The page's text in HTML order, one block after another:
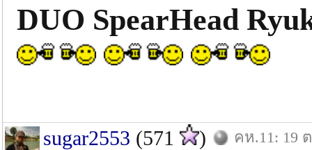
DUO SpearHead
sugar2553 (571 ) คห.11: 19